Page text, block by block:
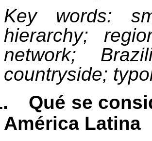
Key words:
hierarchy;
network;
countryside;
Qué se
América Latina